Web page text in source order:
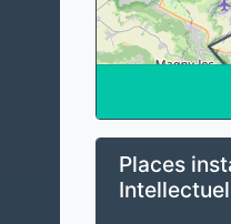
Places